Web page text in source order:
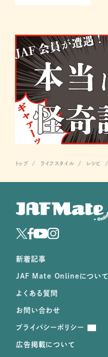
トップ ライフスタイル レシピ
新着記事
JAF Mate Onlineについて
よくある質問
お問い合わせ
プライバシーポリシー
広告掲載について